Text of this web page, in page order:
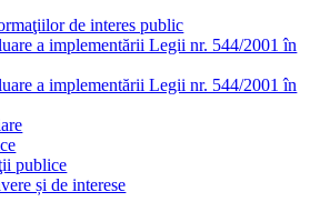
de interes public
a implementării Legii nr. 544/2001 în
a implementării Legii nr. 544/2001 în
publice
și de interese